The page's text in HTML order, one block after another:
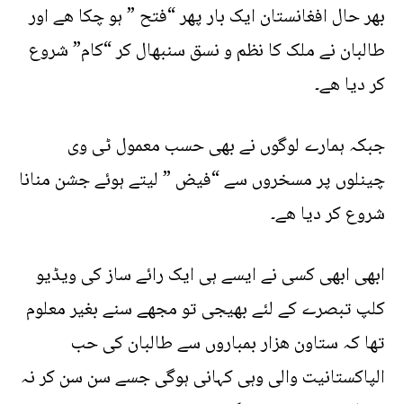
بھر حال افغانستان ایک بار پھر “فتح ” ہو چکا ھے اور
طالبان نے ملک کا نظم و نسق سنبھال کر “کام” شروع
کر دیا ھے۔
جبکہ ہمارے لوگوں نے بھی حسب معمول ٹی وی
چینلوں پر مسخروں سے “فیض ” لیتے ہوئے جشن منانا
شروع کر دیا ھے۔
ابھی ابھی کسی نے ایسے ہی ایک رائے ساز کی ویڈیو
کلپ تبصرے کے لئے بھیجی تو مجھے سنے بغیر معلوم
تھا کہ ستاون ھزار بمباروں سے طالبان کی حب
الپاکستانیت والی وہی کہانی ہوگی جسے سن سن کر نہ